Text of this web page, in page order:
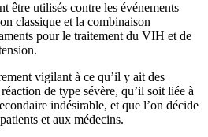
être utilisés contre les événements
classique et la combinaison
pour le traitement du VIH et de
vigilant à ce qu’il y ait des
de type sévère, qu’il soit liée à
indésirable, et que l’on décide
et aux médecins.